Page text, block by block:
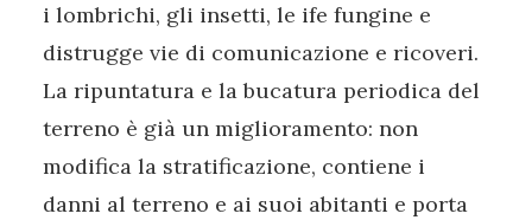
i lombrichi, gli insetti, le ife fungine e
distrugge vie di comunicazione e ricoveri.
La ripuntatura e la bucatura periodica del
terreno è già un miglioramento: non
modifica la stratificazione, contiene i
danni al terreno e ai suoi abitanti e porta